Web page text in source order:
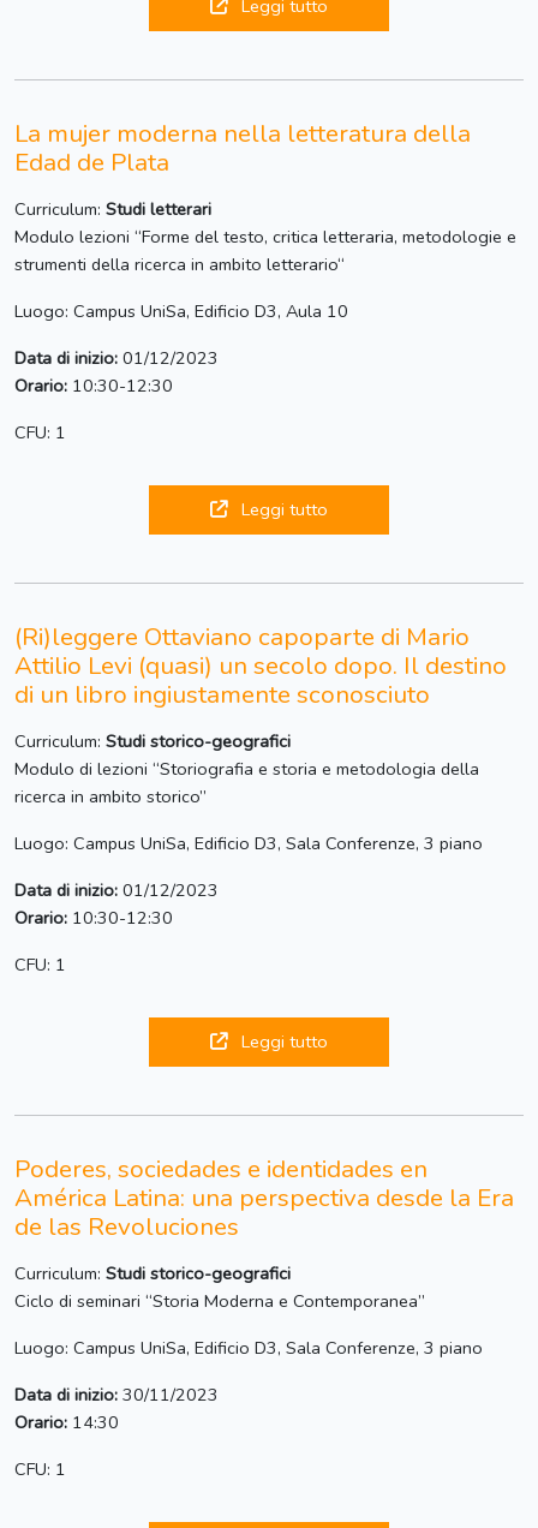
Leggi tutto
La mujer moderna nella letteratura della
Edad de Plata
Curriculum: Studi letterari
Modulo lezioni “Forme del testo, critica letteraria, metodologie e
strumenti della ricerca in ambito letterario“
Luogo: Campus UniSa, Edificio D3, Aula 10
Data di inizio: 01/12/2023
Orario: 10:30-12:30
CFU: 1
Leggi tutto
(Ri)leggere Ottaviano capoparte di Mario
Attilio Levi (quasi) un secolo dopo. Il destino
di un libro ingiustamente sconosciuto
Curriculum: Studi storico-geografici
Modulo di lezioni “Storiografia e storia e metodologia della
ricerca in ambito storico”
Luogo: Campus UniSa, Edificio D3, Sala Conferenze, 3 piano
Data di inizio: 01/12/2023
Orario: 10:30-12:30
CFU: 1
Leggi tutto
Poderes, sociedades e identidades en
América Latina: una perspectiva desde la Era
de las Revoluciones
Curriculum: Studi storico-geografici
Ciclo di seminari “Storia Moderna e Contemporanea”
Luogo: Campus UniSa, Edificio D3, Sala Conferenze, 3 piano
Data di inizio: 30/11/2023
Orario: 14:30
CFU: 1